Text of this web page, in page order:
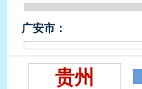
广安市：
贵州